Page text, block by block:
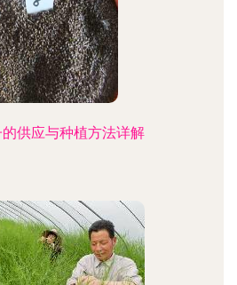
供应与种植方法详解